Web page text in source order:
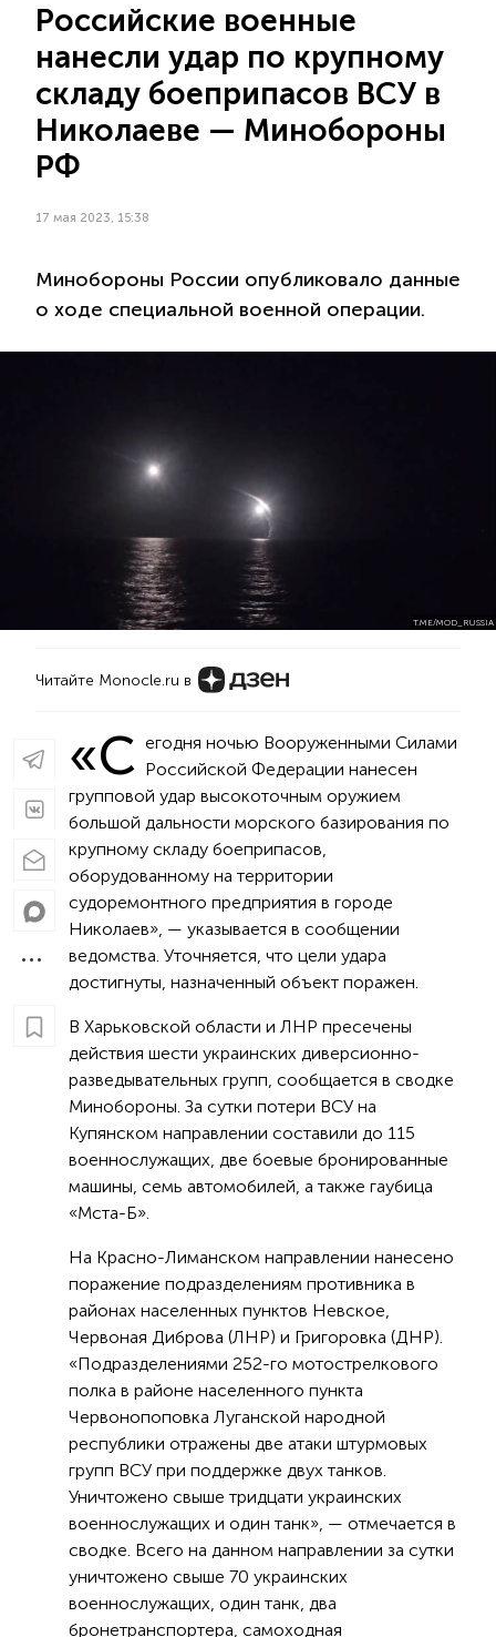
Российские военные
нанесли удар по крупному
складу боеприпасов ВСУ в
Николаеве — Минобороны
РФ
17 мая 2023, 15:38
Минобороны России опубликовало данные
о ходе специальной военной операции.
T.ME/MOD_RUSSIA
Читайте Monocle.ru в
«С егодня ночью Вооруженными Силами
Российской Федерации нанесен
групповой удар высокоточным оружием
большой дальности морского базирования по
крупному складу боеприпасов,
оборудованному на территории
судоремонтного предприятия в городе
Николаев», — указывается в сообщении
ведомства. Уточняется, что цели удара
достигнуты, назначенный объект поражен.
В Харьковской области и ЛНР пресечены
действия шести украинских диверсионно-
разведывательных групп, сообщается в сводке
Минобороны. За сутки потери ВСУ на
Купянском направлении составили до 115
военнослужащих, две боевые бронированные
машины, семь автомобилей, а также гаубица
«Мста-Б».
На Красно-Лиманском направлении нанесено
поражение подразделениям противника в
районах населенных пунктов Невское,
Червоная Диброва (ЛНР) и Григоровка (ДНР).
«Подразделениями 252-го мотострелкового
полка в районе населенного пункта
Червонопоповка Луганской народной
республики отражены две атаки штурмовых
групп ВСУ при поддержке двух танков.
Уничтожено свыше тридцати украинских
военнослужащих и один танк», — отмечается в
сводке. Всего на данном направлении за сутки
уничтожено свыше 70 украинских
военнослужащих, один танк, два
бронетранспортера, самоходная